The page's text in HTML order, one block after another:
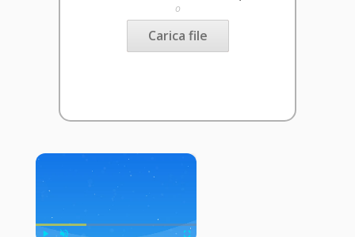
o
Carica file
×